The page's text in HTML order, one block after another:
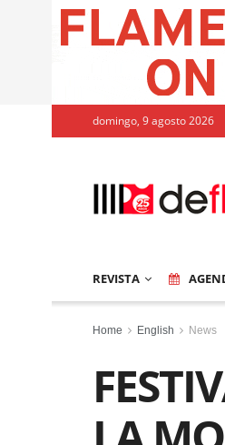
domingo, 9 agosto 2026
REVISTA
Home English News